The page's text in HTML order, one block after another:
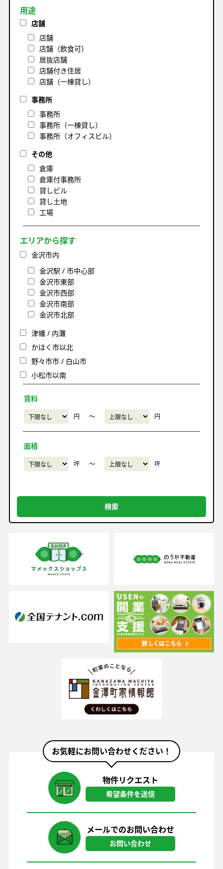
用途
店舗
店舗
店舗（飲食可）
居抜店舗
店舗付き住居
店舗（一棟貸し）
事務所
事務所
事務所（一棟貸し）
事務所（オフィスビル）
その他
倉庫
倉庫付事務所
貸しビル
貸し土地
工場
エリアから探す
金沢市内
金沢駅 / 市中心部
金沢市東部
金沢市西部
金沢市南部
金沢市北部
津幡 / 内灘
かほく市以北
野々市市 / 白山市
小松市以南
賃料
円 〜 円
面積
坪 〜 坪
お気軽にお問い合わせください！
物件リクエスト
希望条件を送信
メールでのお問い合わせ
お問い合わせ